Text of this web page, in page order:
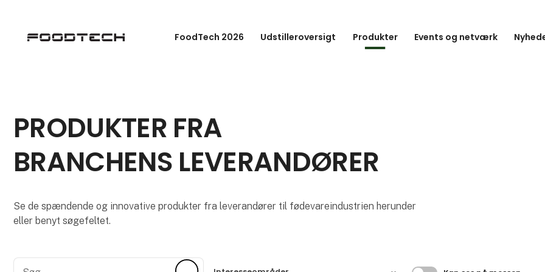
FoodTech 2026 Udstilleroversigt Produkter Events og netværk
PRODUKTER FRA
BRANCHENS LEVERANDØRER
Se de spændende og innovative produkter fra leverandører til fødevareindustrien herunder
eller benyt søgefeltet.
Søg